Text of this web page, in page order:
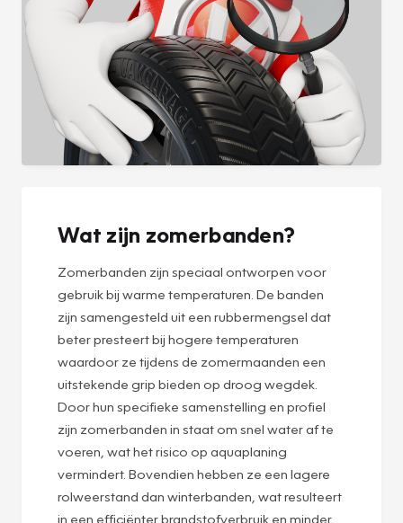
Wat zijn zomerbanden?
Zomerbanden zijn speciaal ontworpen voor
gebruik bij warme temperaturen. De banden
zijn samengesteld uit een rubbermengsel dat
beter presteert bij hogere temperaturen
waardoor ze tijdens de zomermaanden een
uitstekende grip bieden op droog wegdek.
Door hun specifieke samenstelling en profiel
zijn zomerbanden in staat om snel water af te
voeren, wat het risico op aquaplaning
vermindert. Bovendien hebben ze een lagere
rolweerstand dan winterbanden, wat resulteert
in een efficiënter brandstofverbruik en minder